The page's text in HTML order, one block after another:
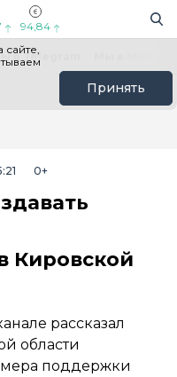
94,84
сайте,
Принять
в Telegram
0+
Кировской
рассказал
области
поддержки